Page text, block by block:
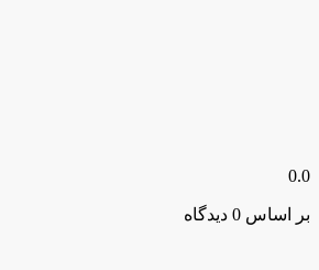
0.0
بر اساس 0 دیدگاه